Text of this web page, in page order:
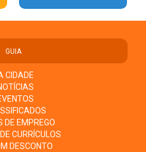
GUIA
CIDADE
DE EMPREGO
CURRÍCULOS
DESCONTO